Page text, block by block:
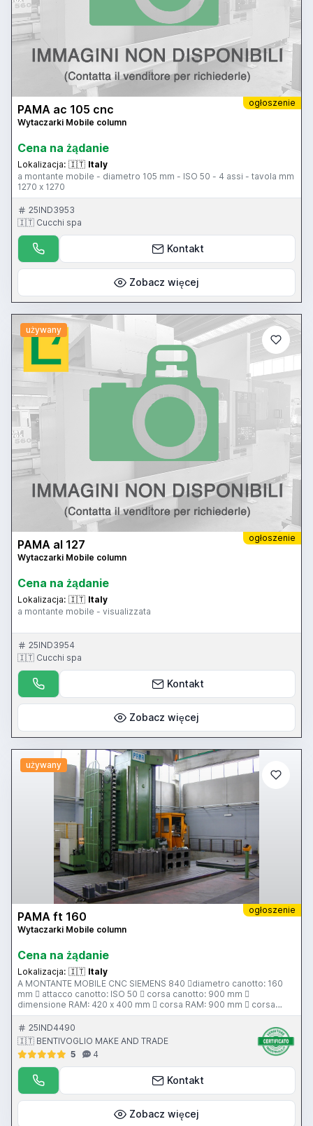
ogłoszenie
PAMA ac 105 cnc
Wytaczarki Mobile column
Cena na żądanie
Lokalizacja: 🇮🇹 Italy
a montante mobile - diametro 105 mm - ISO 50 - 4 assi - tavola mm
1270 x 1270
25IND3953
🇮🇹 Cucchi spa
Kontakt
Zobacz więcej
używany
ogłoszenie
PAMA al 127
Wytaczarki Mobile column
Cena na żądanie
Lokalizacja: 🇮🇹 Italy
a montante mobile - visualizzata
25IND3954
🇮🇹 Cucchi spa
Kontakt
Zobacz więcej
używany
ogłoszenie
PAMA ft 160
Wytaczarki Mobile column
Cena na żądanie
Lokalizacja: 🇮🇹 Italy
A MONTANTE MOBILE CNC SIEMENS 840 diametro canotto: 160
mm  attacco canotto: ISO 50  corsa canotto: 900 mm 
dimensione RAM: 420 x 400 mm  corsa RAM: 900 mm  corsa
longitudinale: 10000 mm  corsa verticale: 3600 mm  tipologia di
scorrimento: idrostatico  dimensioni piano tavola: 2500 x 2500
mm  corsa tavola: 2250 mm  angolo indexaggio tavola: continuo 
tavola idrostatica  portata tavola da verificare  dimensioni piano
di ancoraggio (STHOLLE): 6000 x 3000 mm  pulsantiera di
comando  testa a fresare  magazzino utensili 52 posti 
evacuatore trucioli  peso totale: 105.000 kg  potenza totale: 110
Kw
25IND4490
🇮🇹 BENTIVOGLIO MAKE AND TRADE
5
4
Kontakt
Zobacz więcej